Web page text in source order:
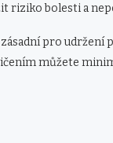
riziko bolesti a
zásadní pro udržení
můžete